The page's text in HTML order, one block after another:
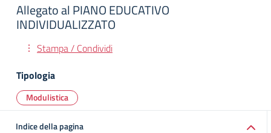
Allegato al PIANO EDUCATIVO
INDIVIDUALIZZATO
Stampa / Condividi
Tipologia
Modulistica
Indice della pagina